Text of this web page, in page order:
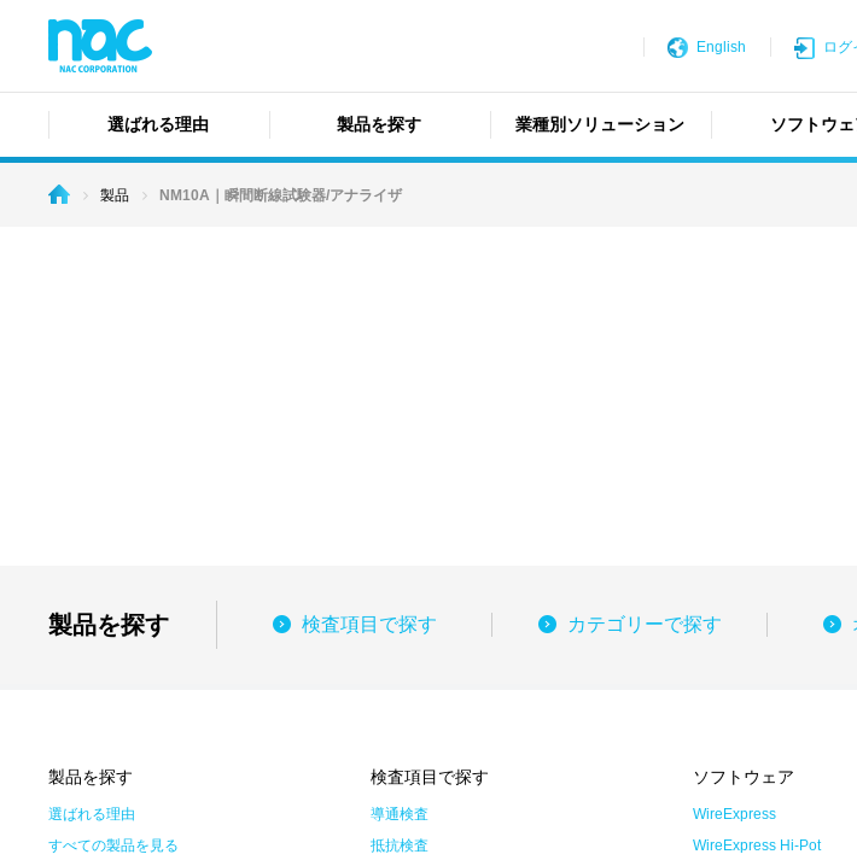
選ばれる理由 製品を探す 業種別ソリューション ソフトウ
English ログ
製品 NM10A｜瞬間断線試験器/アナライザ
製品を探す 検査項目で探す カテゴリーで探す
製品を探す
選ばれる理由
すべての製品を見る
検査項目で探す
導通検査
抵抗検査
ソフトウェア
WireExpress
WireExpress Hi-Pot